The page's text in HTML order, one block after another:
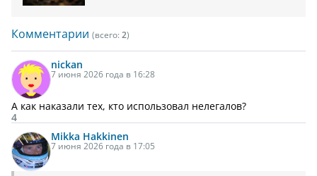
Комментарии (всего: 2)
nickan
7 июня 2026 года в 16:28
А как наказали тех, кто использовал нелегалов?
4
Mikka Hakkinen
7 июня 2026 года в 17:05